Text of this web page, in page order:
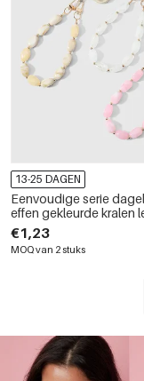
13-25 DAGEN
Eenvoudige serie
effen gekleurde kralen
telefoonketting
€1,23
MOQ van 2 stuks